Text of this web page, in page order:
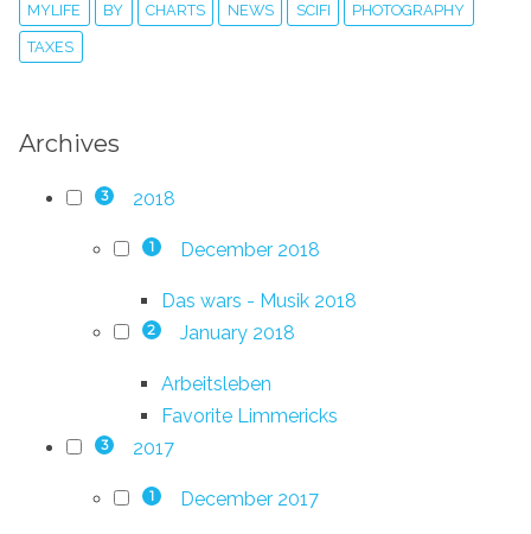
MYLIFE BY CHARTS NEWS SCIFI PHOTOGRAPHY
TAXES
Archives
3 2018
1 December 2018
Das wars - Musik 2018
2 January 2018
Arbeitsleben
Favorite Limmericks
3 2017
1 December 2017